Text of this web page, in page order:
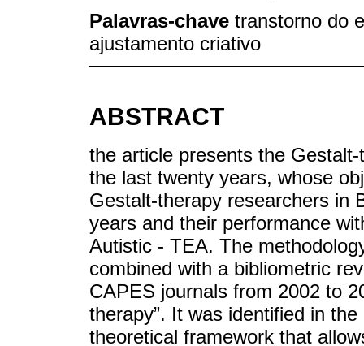
Palavras-chave transtorno do
ajustamento criativo
ABSTRACT
the article presents the
the last twenty years, whose
Gestalt-therapy researchers in
years and their performance
Autistic - TEA. The
combined with a bibliometric
CAPES journals from 2002 to
therapy”. It was identified in
theoretical framework that